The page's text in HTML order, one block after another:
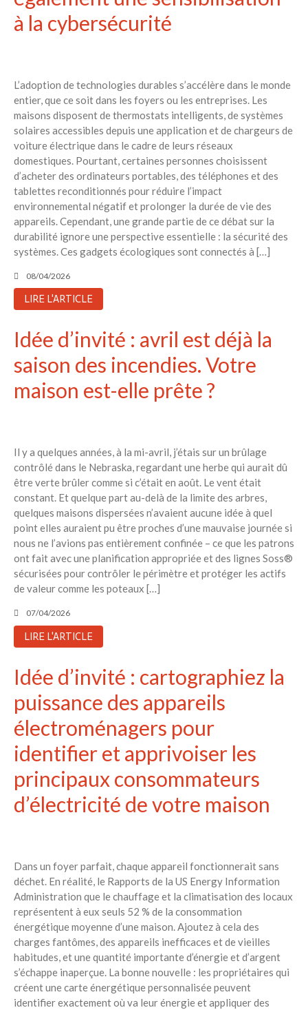
à la cybersécurité
L’adoption de technologies durables s’accélère dans le monde
entier, que ce soit dans les foyers ou les entreprises. Les
maisons disposent de thermostats intelligents, de systèmes
solaires accessibles depuis une application et de chargeurs de
voiture électrique dans le cadre de leurs réseaux
domestiques. Pourtant, certaines personnes choisissent
d’acheter des ordinateurs portables, des téléphones et des
tablettes reconditionnés pour réduire l’impact
environnemental négatif et prolonger la durée de vie des
appareils. Cependant, une grande partie de ce débat sur la
durabilité ignore une perspective essentielle : la sécurité des
systèmes. Ces gadgets écologiques sont connectés à […]
08/04/2026
LIRE L'ARTICLE
Idée d’invité : avril est déjà la
saison des incendies. Votre
maison est-elle prête ?
Il y a quelques années, à la mi-avril, j’étais sur un brûlage
contrôlé dans le Nebraska, regardant une herbe qui aurait dû
être verte brûler comme si c’était en août. Le vent était
constant. Et quelque part au-delà de la limite des arbres,
quelques maisons dispersées n’avaient aucune idée à quel
point elles auraient pu être proches d’une mauvaise journée si
nous ne l’avions pas entièrement confinée – ce que les patrons
ont fait avec une planification appropriée et des lignes Soss®
sécurisées pour contrôler le périmètre et protéger les actifs
de valeur comme les poteaux […]
07/04/2026
LIRE L'ARTICLE
Idée d’invité : cartographiez la
puissance des appareils
électroménagers pour
identifier et apprivoiser les
principaux consommateurs
d’électricité de votre maison
Dans un foyer parfait, chaque appareil fonctionnerait sans
déchet. En réalité, le Rapports de la US Energy Information
Administration que le chauffage et la climatisation des locaux
représentent à eux seuls 52 % de la consommation
énergétique moyenne d’une maison. Ajoutez à cela des
charges fantômes, des appareils inefficaces et de vieilles
habitudes, et une quantité importante d’énergie et d’argent
s’échappe inaperçue. La bonne nouvelle : les propriétaires qui
créent une carte énergétique personnalisée peuvent
identifier exactement où va leur énergie et appliquer des